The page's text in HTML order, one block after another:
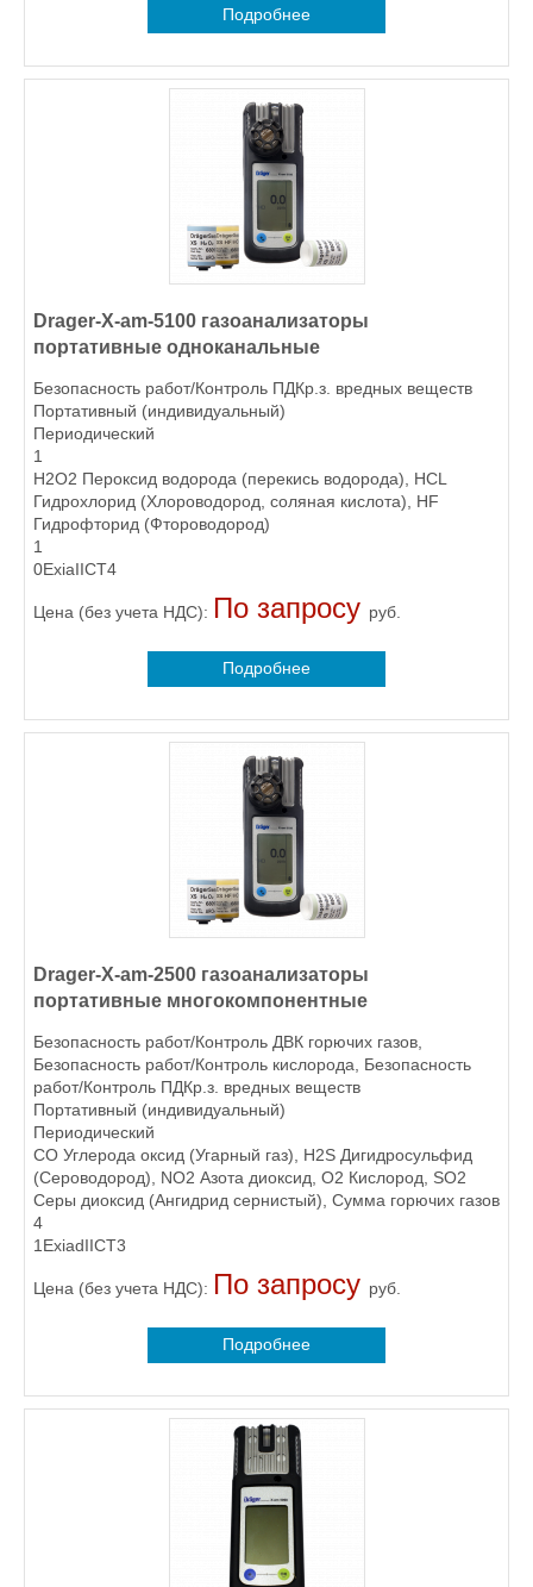
Подробнее
Drager-X-am-5100 газоанализаторы
портативные одноканальные
Безопасность работ/Контроль ПДКр.з. вредных веществ
Портативный (индивидуальный)
Периодический
1
H2O2 Пероксид водорода (перекись водорода), HCL
Гидрохлорид (Хлороводород, соляная кислота), HF
Гидрофторид (Фтороводород)
1
0ExiaIICT4
Цена (без учета НДС): По запросу руб.
Подробнее
Drager-X-am-2500 газоанализаторы
портативные многокомпонентные
Безопасность работ/Контроль ДВК горючих газов,
Безопасность работ/Контроль кислорода, Безопасность
работ/Контроль ПДКр.з. вредных веществ
Портативный (индивидуальный)
Периодический
CO Углерода оксид (Угарный газ), H2S Дигидросульфид
(Сероводород), NO2 Азота диоксид, O2 Кислород, SO2
Серы диоксид (Ангидрид сернистый), Сумма горючих газов
4
1ExiadIICT3
Цена (без учета НДС): По запросу руб.
Подробнее